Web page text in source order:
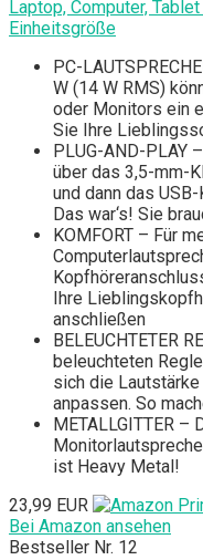
Laptop, Computer,
Einheitsgröße
PC-
W (14 W RMS)
oder Monitors ein
Sie Ihre
PLUG-AND-PLAY
über das 3,5-mm-
und dann das
Das war‘s! Sie
KOMFORT – Für
Ihre
anschließen
BELEUCHTETER
beleuchteten
sich die
anpassen. So
METALLGITTER
ist Heavy Metal!
23,99 EUR
Bei Amazon ansehen
Bestseller Nr. 12